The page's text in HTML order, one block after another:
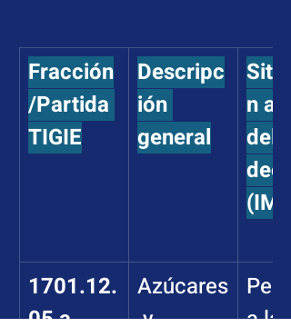
Fracción
/Partida
TIGIE
Descripc
ión
general
n
del
1701.12.
05 a
Azúcares
y
a la